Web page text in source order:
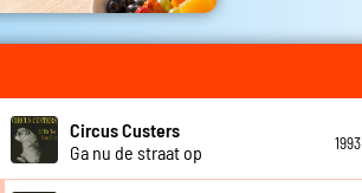
Circus Custers
Ga nu de straat op
1993